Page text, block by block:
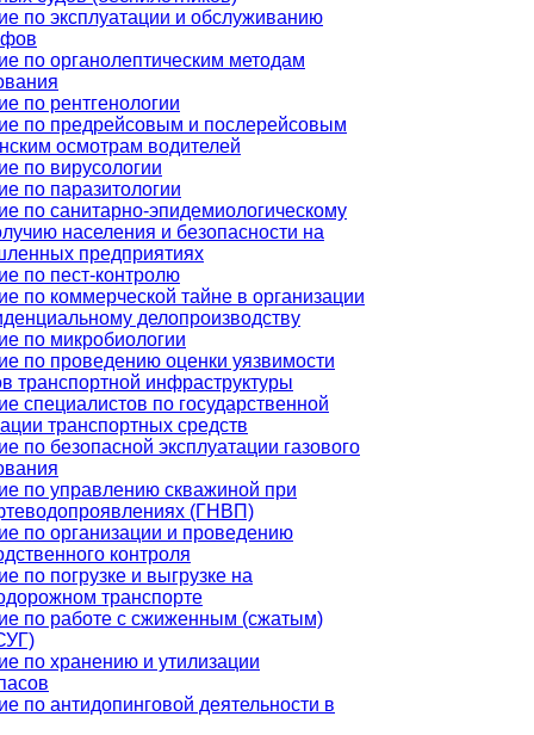
по эксплуатации и обслуживанию
по органолептическим методам
по рентгенологии
по предрейсовым и послерейсовым
осмотрам водителей
по вирусологии
по паразитологии
по санитарно-эпидемиологическому
населения и безопасности на
предприятиях
по пест-контролю
по коммерческой тайне в организации
делопроизводству
по микробиологии
по проведению оценки уязвимости
транспортной инфраструктуры
специалистов по государственной
транспортных средств
по безопасной эксплуатации газового
по управлению скважиной при
(ГНВП)
по организации и проведению
контроля
по погрузке и выгрузке на
транспорте
по работе с сжиженным (сжатым)
по хранению и утилизации
по антидопинговой деятельности в